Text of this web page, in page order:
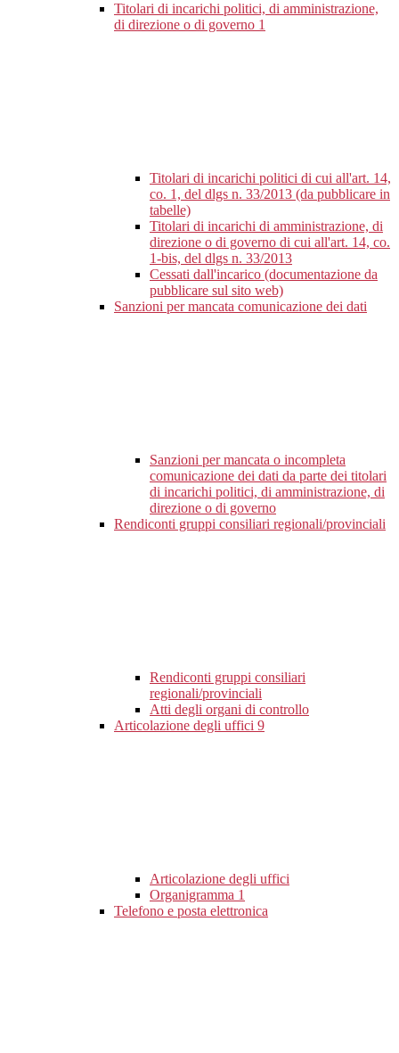
Titolari di incarichi politici, di amministrazione,
di direzione o di governo 1
Titolari di incarichi politici di cui all'art. 14,
co. 1, del dlgs n. 33/2013 (da pubblicare in
tabelle)
Titolari di incarichi di amministrazione, di
direzione o di governo di cui all'art. 14, co.
1-bis, del dlgs n. 33/2013
Cessati dall'incarico (documentazione da
pubblicare sul sito web)
Sanzioni per mancata comunicazione dei dati
Sanzioni per mancata o incompleta
comunicazione dei dati da parte dei titolari
di incarichi politici, di amministrazione, di
direzione o di governo
Rendiconti gruppi consiliari regionali/provinciali
Rendiconti gruppi consiliari
regionali/provinciali
Atti degli organi di controllo
Articolazione degli uffici 9
Articolazione degli uffici
Organigramma 1
Telefono e posta elettronica